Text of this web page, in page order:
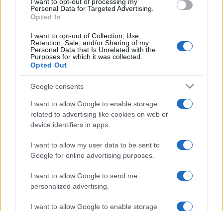
Personal Data for Targeted Advertising.
Opted In
I want to opt-out of Collection, Use,
Retention, Sale, and/or Sharing of my
Personal Data that Is Unrelated with the
Purposes for which it was collected.
Opted Out
Google consents
I want to allow Google to enable storage
related to advertising like cookies on web or
device identifiers in apps.
I want to allow my user data to be sent to
Google for online advertising purposes.
I want to allow Google to send me
personalized advertising.
I want to allow Google to enable storage
de 2023 0,1841 0,1638
0,1896
de 2023
0,1823
0,1549
Previsão de preços para 2024
Encontro Preço Mínimo Máximo Média
% De
variação
mensal
0,1950
0,1853
0,1989
de 2024
0,2087
0,1732
$ 0,2379
0,2055
Março de
0,2379
0,1927
0,2260